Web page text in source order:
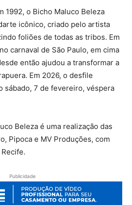
1992, o Bicho Maluco Beleza
icônico, criado pelo artista
foliões de todas as tribos. Em
carnaval de São Paulo, em cima
então ajudou a transformar a
Em 2026, o desfile
sábado, 7 de fevereiro, véspera
Beleza é uma realização das
Pipoca e MV Produções, com
Publicidade